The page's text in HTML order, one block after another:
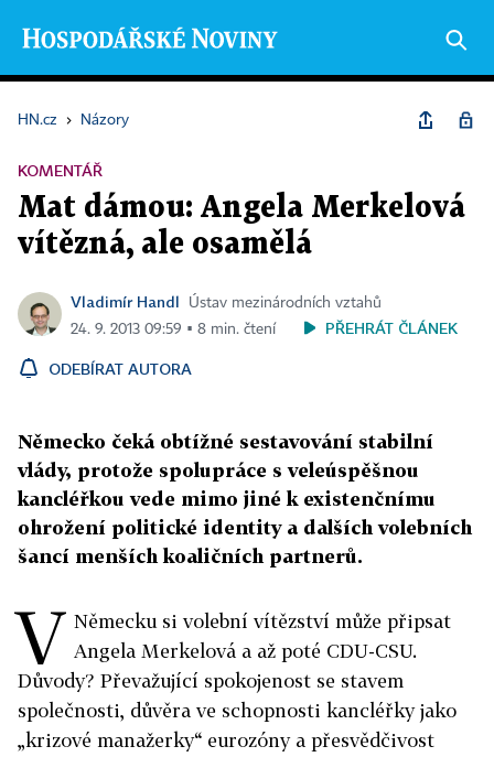
HN.cz › Názory
KOMENTÁŘ
Mat dámou: Angela Merkelová
vítězná, ale osamělá
Vladimír Handl
Ústav mezinárodních vztahů
24. 9. 2013 09:59 ▪ 8 min. čtení
PŘEHRÁT ČLÁNEK
ODEBÍRAT AUTORA
Německo čeká obtížné sestavování stabilní
vlády, protože spolupráce s veleúspěšnou
kancléřkou vede mimo jiné k existenčnímu
ohrožení politické identity a dalších volebních
šancí menších koaličních partnerů.
V Německu si volební vítězství může připsat
Angela Merkelová a až poté CDU-CSU.
Důvody? Převažující spokojenost se stavem
společnosti, důvěra ve schopnosti kancléřky jako
„krizové manažerky“ eurozóny a přesvědčivost